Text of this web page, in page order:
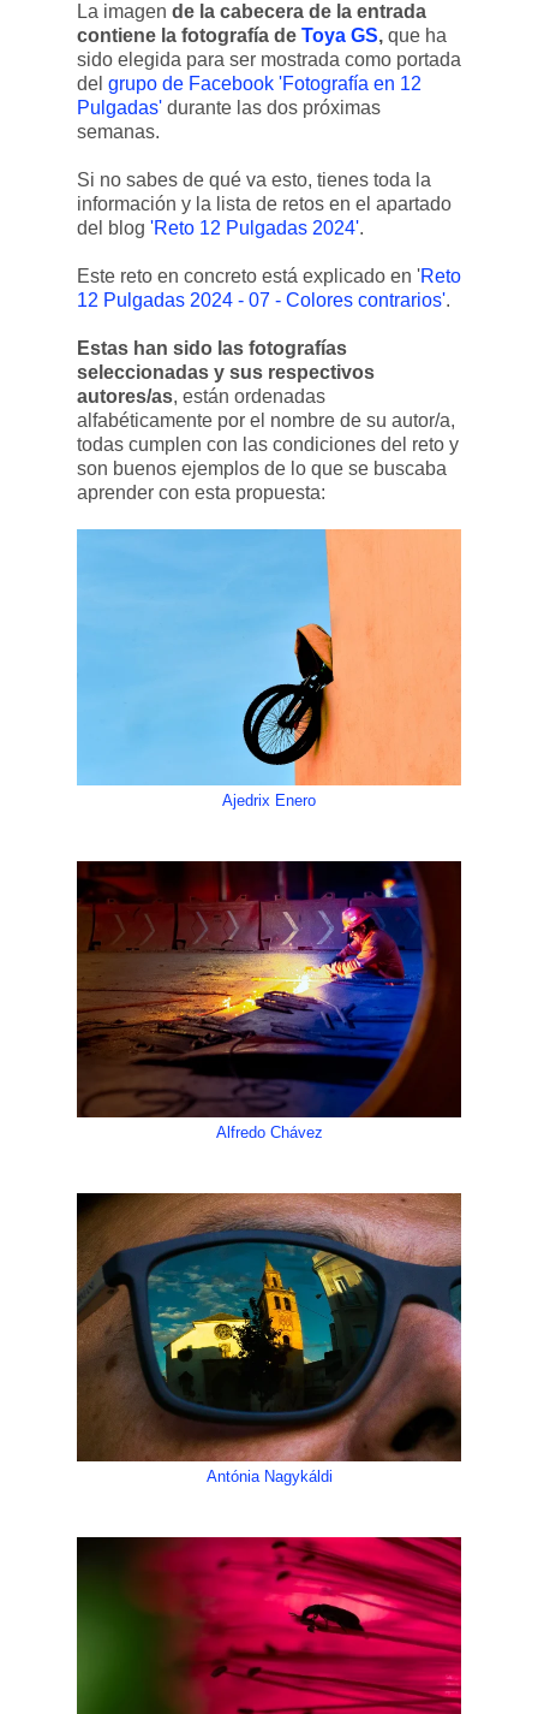
La imagen de la cabecera de la entrada
contiene la fotografía de Toya GS, que ha
sido elegida para ser mostrada como portada
del grupo de Facebook 'Fotografía en 12
Pulgadas' durante las dos próximas
semanas.
Si no sabes de qué va esto, tienes toda la
información y la lista de retos en el apartado
del blog 'Reto 12 Pulgadas 2024'.
Este reto en concreto está explicado en 'Reto
12 Pulgadas 2024 - 07 - Colores contrarios'.
Estas han sido las fotografías
seleccionadas y sus respectivos
autores/as, están ordenadas
alfabéticamente por el nombre de su autor/a,
todas cumplen con las condiciones del reto y
son buenos ejemplos de lo que se buscaba
aprender con esta propuesta:
Ajedrix Enero
Alfredo Chávez
Antónia Nagykáldi